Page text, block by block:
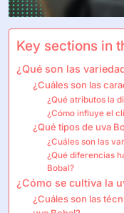
Key sections in
¿Qué son las
¿Cuáles son las
¿Qué atributos la
¿Cómo influye el
¿Qué tipos de uva
¿Cuáles son las
¿Qué diferencias
Bobal?
¿Cómo se cultiva la
¿Cuáles son las